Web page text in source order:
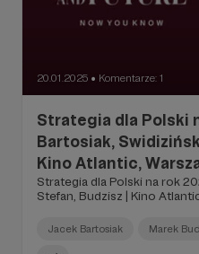
20.01.2025 ● Komentarze: 1
Strategia dla Polski
Bartosiak,
Kino Atlantic,
Strategia dla Polski na rok
Stefan, Budzisz | Kino
Jacek Bartosiak Marek